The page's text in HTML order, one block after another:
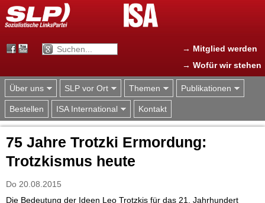
Jump to navigation
→ Mitglied werden
→ Wofür wir stehen
Über uns SLP vor Ort Themen Publikationen
Bestellen ISA International Kontakt
75 Jahre Trotzki Ermordung:
Trotzkismus heute
Do 20.08.2015
Die Bedeutung der Ideen Leo Trotzkis für das 21. Jahrhundert